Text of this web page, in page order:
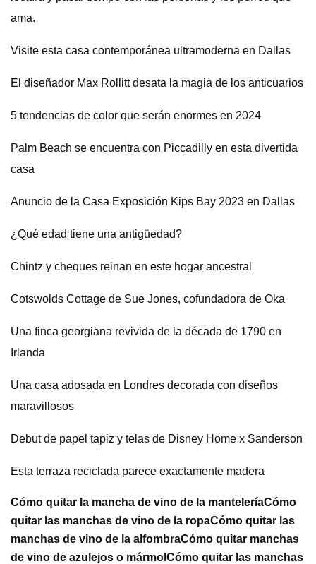
ama.
Visite esta casa contemporánea ultramoderna en Dallas
El diseñador Max Rollitt desata la magia de los anticuarios
5 tendencias de color que serán enormes en 2024
Palm Beach se encuentra con Piccadilly en esta divertida
casa
Anuncio de la Casa Exposición Kips Bay 2023 en Dallas
¿Qué edad tiene una antigüedad?
Chintz y cheques reinan en este hogar ancestral
Cotswolds Cottage de Sue Jones, cofundadora de Oka
Una finca georgiana revivida de la década de 1790 en
Irlanda
Una casa adosada en Londres decorada con diseños
maravillosos
Debut de papel tapiz y telas de Disney Home x Sanderson
Esta terraza reciclada parece exactamente madera
Cómo quitar la mancha de vino de la manteleríaCómo
quitar las manchas de vino de la ropaCómo quitar las
manchas de vino de la alfombraCómo quitar manchas
de vino de azulejos o mármol Cómo quitar las manchas